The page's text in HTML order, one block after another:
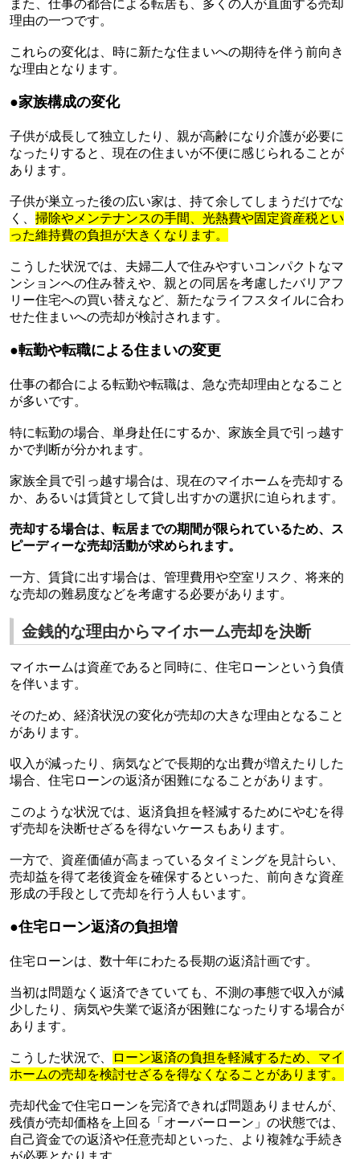
また、仕事の都合による転居も、多くの人が直面する売却
理由の一つです。
これらの変化は、時に新たな住まいへの期待を伴う前向き
な理由となります。
●家族構成の変化
子供が成長して独立したり、親が高齢になり介護が必要に
なったりすると、現在の住まいが不便に感じられることが
あります。
子供が巣立った後の広い家は、持て余してしまうだけでな
く、 掃除やメンテナンスの手間、光熱費や固定資産税とい
った維持費の負担が大きくなります。
こうした状況では、夫婦二人で住みやすいコンパクトなマ
ンションへの住み替えや、親との同居を考慮したバリアフ
リー住宅への買い替えなど、新たなライフスタイルに合わ
せた住まいへの売却が検討されます。
●転勤や転職による住まいの変更
仕事の都合による転勤や転職は、急な売却理由となること
が多いです。
特に転勤の場合、単身赴任にするか、家族全員で引っ越す
かで判断が分かれます。
家族全員で引っ越す場合は、現在のマイホームを売却する
か、あるいは賃貸として貸し出すかの選択に迫られます。
売却する場合は、転居までの期間が限られているため、ス
ピーディーな売却活動が求められます。
一方、賃貸に出す場合は、管理費用や空室リスク、将来的
な売却の難易度などを考慮する必要があります。
金銭的な理由からマイホーム売却を決断
マイホームは資産であると同時に、住宅ローンという負債
を伴います。
そのため、経済状況の変化が売却の大きな理由となること
があります。
収入が減ったり、病気などで長期的な出費が増えたりした
場合、住宅ローンの返済が困難になることがあります。
このような状況では、返済負担を軽減するためにやむを得
ず売却を決断せざるを得ないケースもあります。
一方で、資産価値が高まっているタイミングを見計らい、
売却益を得て老後資金を確保するといった、前向きな資産
形成の手段として売却を行う人もいます。
●住宅ローン返済の負担増
住宅ローンは、数十年にわたる長期の返済計画です。
当初は問題なく返済できていても、不測の事態で収入が減
少したり、病気や失業で返済が困難になったりする場合が
あります。
こうした状況で、
ローン返済の負担を軽減するため、マイ
ホームの売却を検討せざるを得なくなることがあります。
売却代金で住宅ローンを完済できれば問題ありませんが、
残債が売却価格を上回る「オーバーローン」の状態では、
自己資金での返済や任意売却といった、より複雑な手続き
が必要となります。